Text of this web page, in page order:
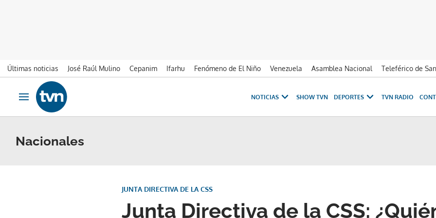
Últimas noticias José Raúl Mulino Cepanim Ifarhu Fenómeno de El Niño Venezuela Asamblea Nacional Teleférico de
Ir al contenido
Obrir navegació
NOTICIAS SHOW TVN DEPORTES TVN RADIO
Nacionales
Junta Directiva de la CSS:
JUNTA DIRECTIVA DE LA CSS